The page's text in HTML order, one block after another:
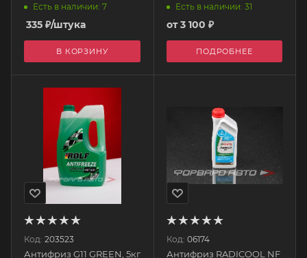
Есть в наличии: 7
335 ₽/штука
В КОРЗИНУ
Есть в наличии: 31
от3 100 ₽
ПОДРОБНЕЕ
Код: 203523
Антифриз G11 GREEN, 5кг
Код: 06174
Антифриз RADICOOL NF